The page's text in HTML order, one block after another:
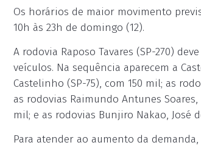
Os horários de maior movimento
10h às 23h de domingo (12).
A rodovia Raposo Tavares (SP-270)
veículos. Na sequência aparecem a
Castelinho (SP-75), com 150 mil; as
as rodovias Raimundo Antunes
mil; e as rodovias Bunjiro Nakao, José
Para atender ao aumento da